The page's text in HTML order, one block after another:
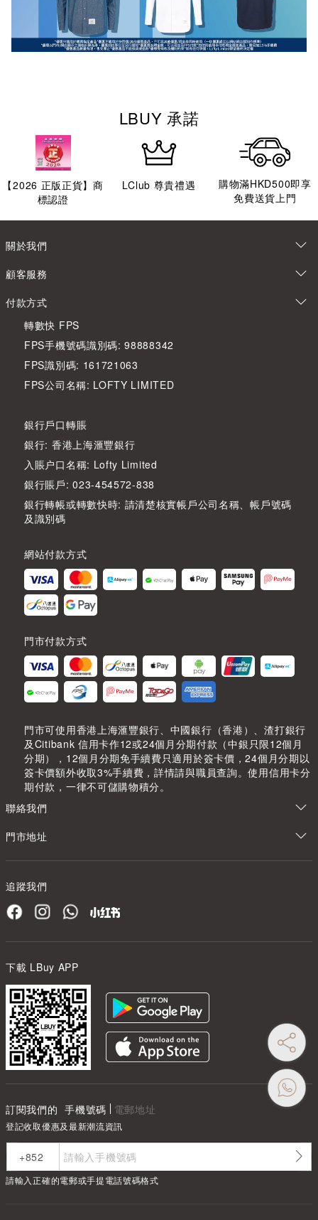
LBUY 承諾
【2026 正版正貨】商
標認證
LClub 尊貴禮遇
購物滿HKD500即享
免費送貨上門
關於我們
顧客服務
付款方式
轉數快 FPS
FPS手機號碼識別碼: 98888342
FPS識別碼: 161721063
FPS公司名稱: LOFTY LIMITED
銀行戶口轉賬
銀行: 香港上海滙豐銀行
入賬户口名稱: Lofty Limited
銀行賬戶: 023-454572-838
銀行轉帳或轉數快時: 請清楚核實帳戶公司名稱、帳戶號碼
及識別碼
網站付款方式
門市付款方式
門市可使用香港上海滙豐銀行、中國銀行（香港）、渣打銀行
及Citibank 信用卡作12或24個月分期付款（中銀只限12個月
分期），12個月分期免手續費只適用於簽卡價，24個月分期以
簽卡價額外收取3%手續費，詳情請與職員查詢。使用信用卡分
期付款，一律不可儲購物積分。
聯絡我們
門市地址
追蹤我們
下載 LBuy APP
訂閱我們的 手機號碼 電郵地址
登記收取優惠及最新潮流資訊
請輸入正確的電郵或手提電話號碼格式